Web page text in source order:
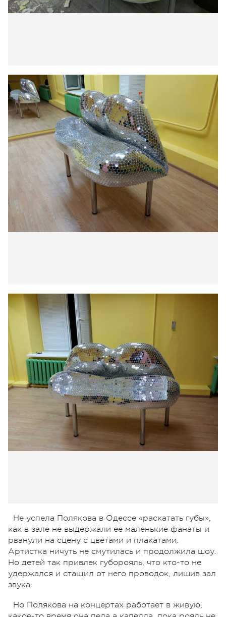
Не успела Полякова в Одессе «раскатать губы»,
как в зале не выдержали ее маленькие фанаты и
рванули на сцену с цветами и плакатами.
Артистка ничуть не смутилась и продолжила шоу.
Но детей так привлек губорояль, что кто-то не
удержался и стащил от него проводок, лишив зал
звука.
Но Полякова на концертах работает в живую,